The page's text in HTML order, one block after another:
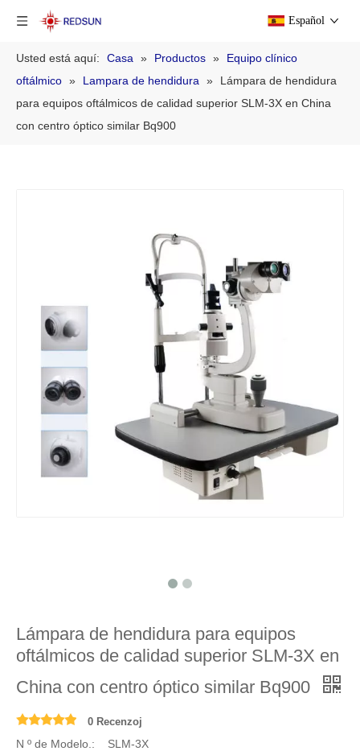
Español
Usted está aquí: Casa » Productos »
Equipo clínico
oftálmico » Lampara de hendidura »
Lámpara de hendidura
para equipos oftálmicos de calidad superior SLM-3X en China
con centro óptico similar Bq900
Lámpara de hendidura para equipos
oftálmicos de calidad superior SLM-3X en
China con centro óptico similar Bq900
0 Recenzoj
N º de Modelo.:
SLM-3X